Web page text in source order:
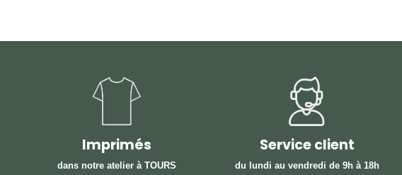
Imprimés
dans notre atelier à TOURS
Service client
du lundi au vendredi de 9h à 18h